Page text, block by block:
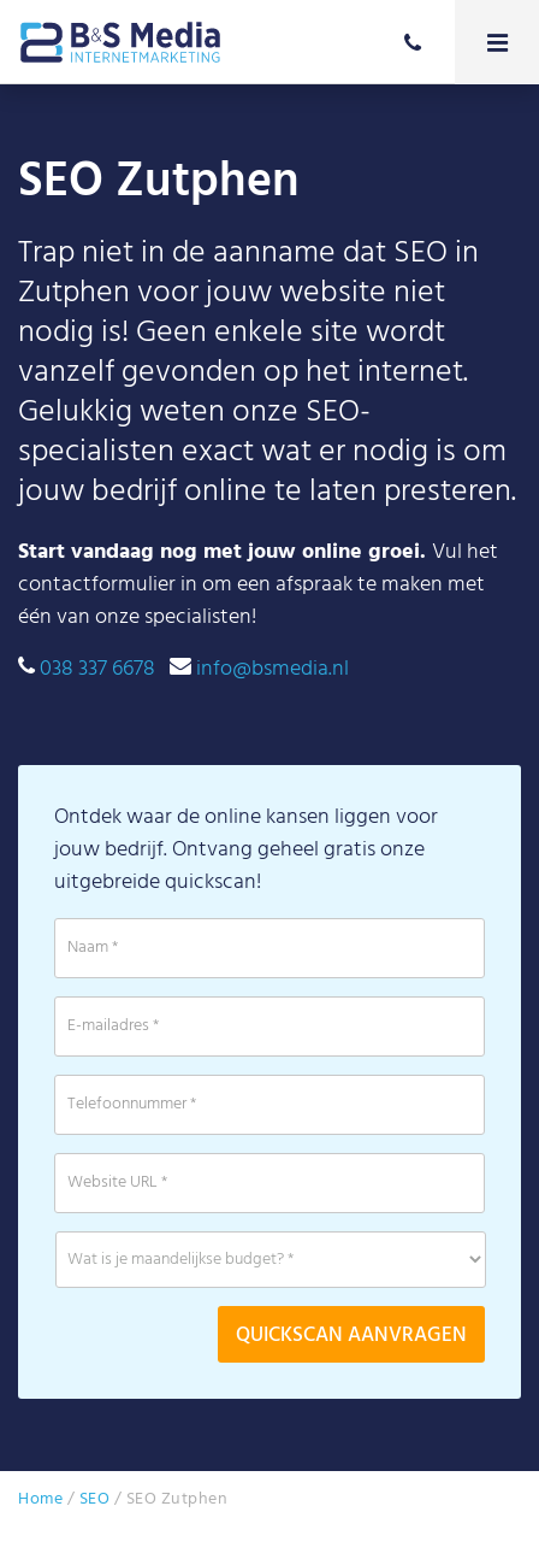
SEO Zutphen
Trap niet in de aanname dat SEO in
Zutphen voor jouw website niet
nodig is! Geen enkele site wordt
vanzelf gevonden op het internet.
Gelukkig weten onze SEO-
specialisten exact wat er nodig is om
jouw bedrijf online te laten presteren.
Start vandaag nog met jouw online groei. Vul het
contactformulier in om een afspraak te maken met
één van onze specialisten!
038 337 6678
info@bsmedia.nl
Ontdek waar de online kansen liggen voor
jouw bedrijf. Ontvang geheel gratis onze
uitgebreide quickscan!
Home/ SEO/ SEO Zutphen